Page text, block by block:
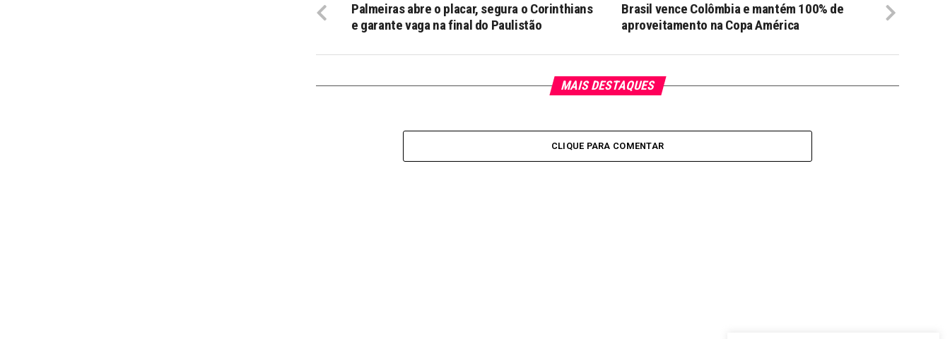
Brasil vence Colômbia e mantém 100% de
aproveitamento na Copa América
Palmeiras abre o placar, segura o Corinthians
e garante vaga na final do Paulistão
MAIS DESTAQUES
CLIQUE PARA COMENTAR